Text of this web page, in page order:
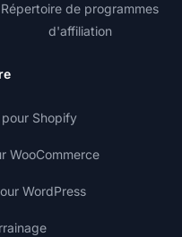
Répertoire de programmes
d'affiliation
Shopify
WooCommerce
WordPress